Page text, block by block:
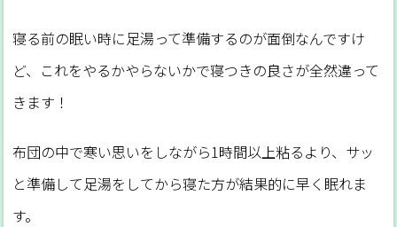
寝る前の眠い時に足湯って準備するのが面倒なんですけ
ど、これをやるかやらないかで寝つきの良さが全然違って
きます！
布団の中で寒い思いをしながら1時間以上粘るより、サッ
と準備して足湯をしてから寝た方が結果的に早く眠れま
す。